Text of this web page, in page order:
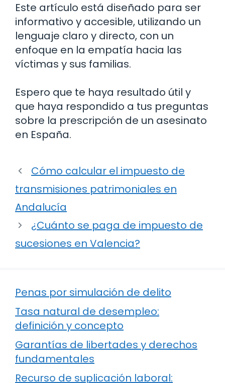
Este artículo está diseñado para ser
informativo y accesible, utilizando un
lenguaje claro y directo, con un
enfoque en la empatía hacia las
víctimas y sus familias.
Espero que te haya resultado útil y
que haya respondido a tus preguntas
sobre la prescripción de un asesinato
en España.
Cómo calcular el impuesto de
transmisiones patrimoniales en
Andalucía
¿Cuánto se paga de impuesto de
sucesiones en Valencia?
Penas por simulación de delito
Tasa natural de desempleo:
definición y concepto
Garantías de libertades y derechos
fundamentales
Recurso de suplicación laboral: